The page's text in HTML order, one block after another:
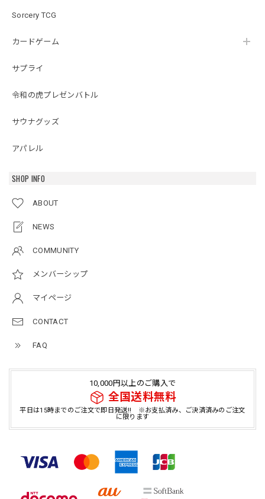
Sorcery TCG
カードゲーム
サプライ
令和の虎プレゼンバトル
サウナグッズ
アパレル
SHOP INFO
ABOUT
NEWS
COMMUNITY
メンバーシップ
マイページ
CONTACT
FAQ
10,000円以上のご購入で
全国送料無料
平日は15時までのご注文で即日発送!! ※お支払済み、ご決済済みのご注文
に限ります